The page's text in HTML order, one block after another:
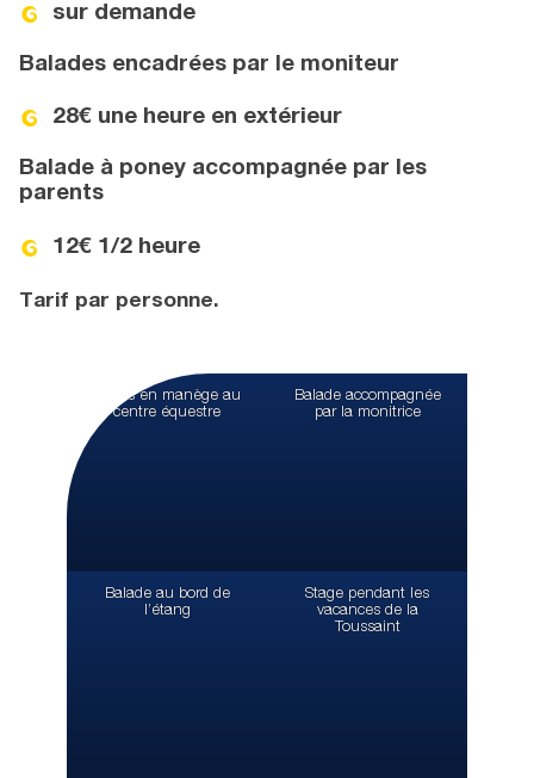
sur demande
Balades encadrées par le moniteur
28€ une heure en extérieur
Balade à poney accompagnée par les
parents
12€ 1/2 heure
Tarif par personne.
Cours en manège au
centre équestre
Balade accompagnée
par la monitrice
Balade au bord de
l’étang
Stage pendant les
vacances de la
Toussaint